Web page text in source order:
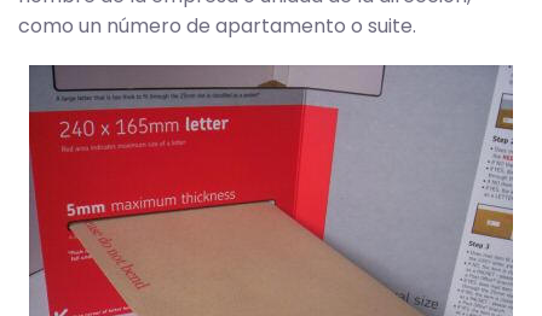
como un número de apartamento o suite.